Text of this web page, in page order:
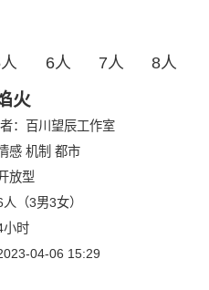
6人 7人 8人
火
：
百川望辰工作室
感 机制 都市
放型
人（3男3女）
小时
04-06 15:29